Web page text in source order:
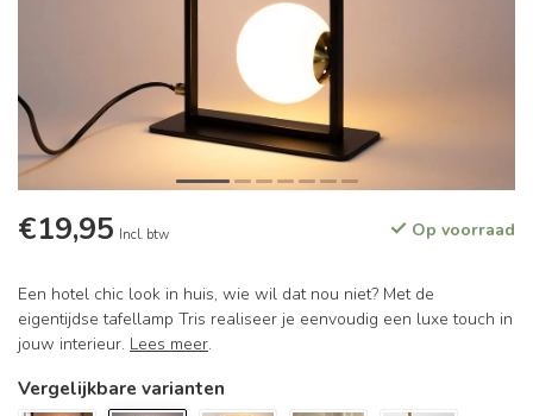
€19,95 Incl. btw Op voorraad
Een hotel chic look in huis, wie wil dat nou niet? Met de
eigentijdse tafellamp Tris realiseer je eenvoudig een luxe touch in
jouw interieur. Lees meer.
Vergelijkbare varianten